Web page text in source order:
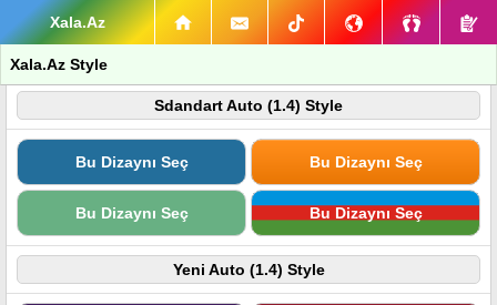
Xala.Az
Xala.Az Style
Sdandart Auto (1.4) Style
Bu Dizaynı Seç Bu Dizaynı Seç
Bu Dizaynı Seç Bu Dizaynı Seç
Yeni Auto (1.4) Style